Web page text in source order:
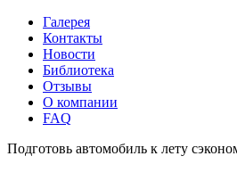
Галерея
Контакты
Новости
Библиотека
Отзывы
О компании
FAQ
Подготовь автомобиль к лету